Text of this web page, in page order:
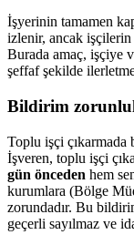
İşyerinin tamamen
izlenir, ancak işçilerin
Burada amaç, işçiye
şeffaf şekilde
Bildirim
Toplu işçi
İşveren, toplu işçi
gün önceden hem
kurumlara (Bölge
zorundadır. Bu
geçerli sayılmaz ve